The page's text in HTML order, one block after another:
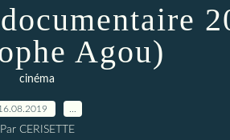
Agou)
cinéma
Par CERISETTE